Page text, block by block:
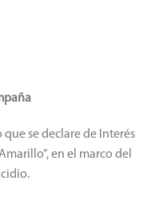
se declare de Interés
en el marco del